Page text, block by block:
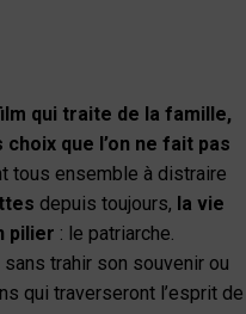
qui traite de la famille,
que l’on ne fait pas
tous ensemble à distraire
depuis toujours, la vie
pilier : le patriarche.
sans trahir son souvenir ou
qui traverseront l’esprit de